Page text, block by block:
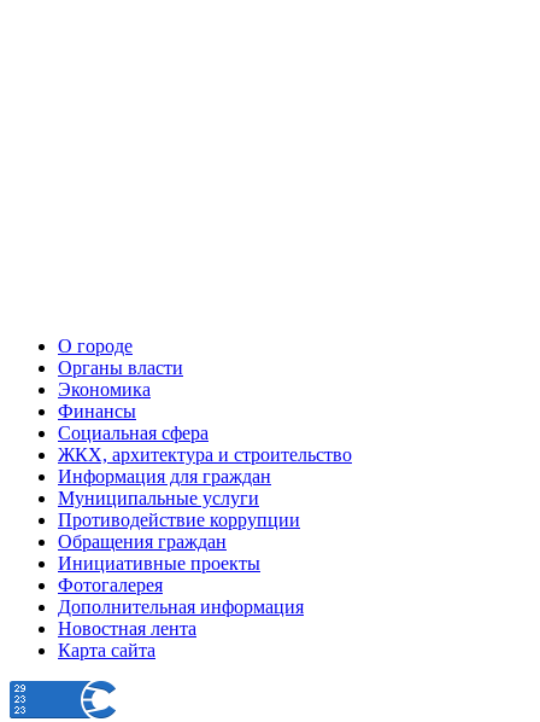
О городе
Органы власти
Экономика
Финансы
Социальная сфера
ЖКХ, архитектура и строительство
Информация для граждан
Муниципальные услуги
Противодействие коррупции
Обращения граждан
Инициативные проекты
Фотогалерея
Дополнительная информация
Новостная лента
Карта сайта